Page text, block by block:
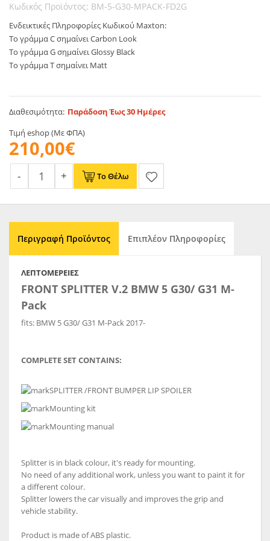
Κωδικός Προϊόντος: BM-5-G30-MPACK-FD2G
Ενδεικτικές Πληροφορίες Κωδικού Maxton:
Το γράμμα C σημαίνει Carbon Look
Το γράμμα G σημαίνει Glossy Black
Το γράμμα T σημαίνει Matt
Διαθεσιμότητα: Παράδοση Έως 30 Ημέρες
Τιμή eshop (Με ΦΠΑ)
210,00€
Το Θέλω
Περιγραφή Προϊόντος Επιπλέον Πληροφορίες
ΛΕΠΤΟΜΈΡΕΙΕΣ
FRONT SPLITTER V.2 BMW 5 G30/ G31 M-
Pack
fits: BMW 5 G30/ G31 M-Pack2017-
COMPLETE SET CONTAINS:
SPLITTER /FRONT BUMPER LIP SPOILER
Mounting kit
Mounting manual
Splitter is in black colour, it's ready for mounting.
No need of any additional work, unless you want to paint it for
a different colour.
Splitter lowers the car visually and improves the grip and
vehicle stability.
Product is made of ABS plastic.